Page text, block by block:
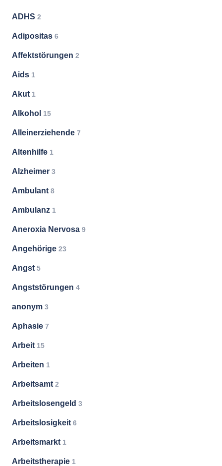
ADHS 2
Adipositas 6
Affektstörungen 2
Aids 1
Akut 1
Alkohol 15
Alleinerziehende 7
Altenhilfe 1
Alzheimer 3
Ambulant 8
Ambulanz 1
Aneroxia Nervosa 9
Angehörige 23
Angst 5
Angststörungen 4
anonym 3
Aphasie 7
Arbeit 15
Arbeiten 1
Arbeitsamt 2
Arbeitslosengeld 3
Arbeitslosigkeit 6
Arbeitsmarkt 1
Arbeitstherapie 1